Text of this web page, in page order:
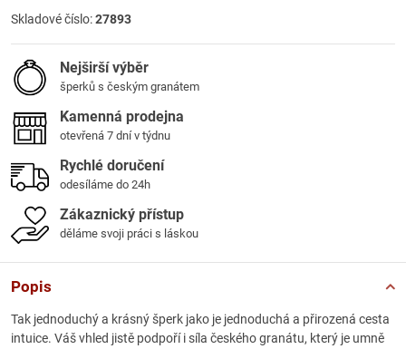
Skladové číslo:27893
Nejširší výběr
šperků s českým granátem
Kamenná prodejna
otevřená 7 dní v týdnu
Rychlé doručení
odesíláme do 24h
Zákaznický přístup
děláme svoji práci s láskou
Popis
Tak jednoduchý a krásný šperk jako je jednoduchá a přirozená cesta
intuice. Váš vhled jistě podpoří i síla českého granátu, který je umně